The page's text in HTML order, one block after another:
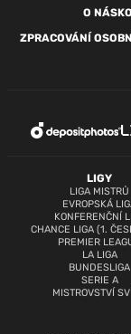
O NÁS
ZPRACOVÁNÍ
LIGY
LIGA MISTRŮ
EVROPSKÁ
KONFERENČNÍ
CHANCE LIGA (1.
PREMIER
LA LIGA
BUNDESLIGA
SERIE A
MISTROVSTVÍ